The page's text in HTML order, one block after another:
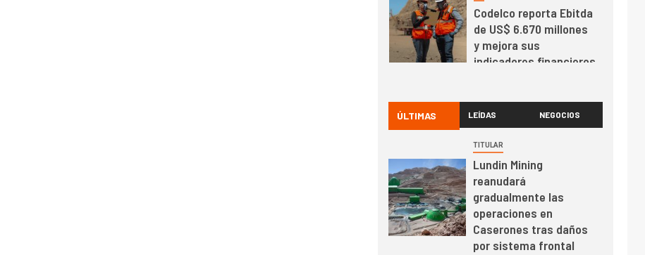
Codelco reporta Ebitda
de US$ 6.670 millones
y mejora sus
indicadores financieros
Codelco Ventanas
prueba camión 100%
eléctrico para
transportar cátodos al
Puerto de San Antonio
2 I+D
Producción minera en
mayo de 2026 cae
10,6%
I+D
ÚLTIMAS LEÍDAS NEGOCIOS
TITULAR
Lundin Mining
reanudará
gradualmente las
operaciones en
Caserones tras daños
por sistema frontal